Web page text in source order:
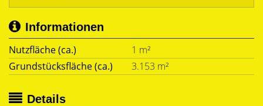
Informationen
Nutzfläche (ca.)
1 m²
Grundstücksfläche (ca.)
3.153 m²
Details